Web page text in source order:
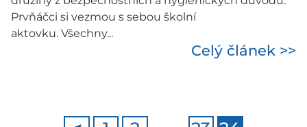
Prvňáčci si vezmou s sebou školní
aktovku. Všechny...
Celý článek >>
…